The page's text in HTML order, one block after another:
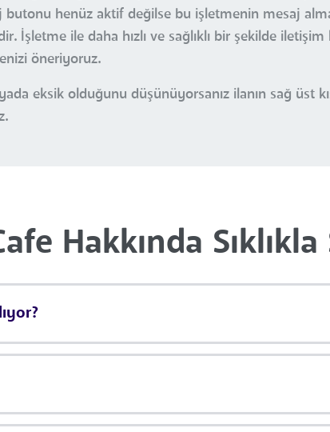
henüz aktif değilse bu işletmenin mesaj
İşletme ile daha hızlı ve sağlıklı bir şekilde
öneriyoruz.
eksik olduğunu düşünüyorsanız ilanın sağ üst
Hakkında